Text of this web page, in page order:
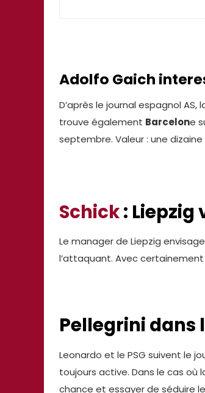
Adolfo Gaich
D’après le journal espagnol AS,
trouve également Barcelone
septembre. Valeur : une dizaine
Schick:
Le manager de Liepzig
l’attaquant. Avec
Pellegrini dans
Leonardo et le PSG suivent le
toujours active. Dans le cas où
chance et essayer de séduire